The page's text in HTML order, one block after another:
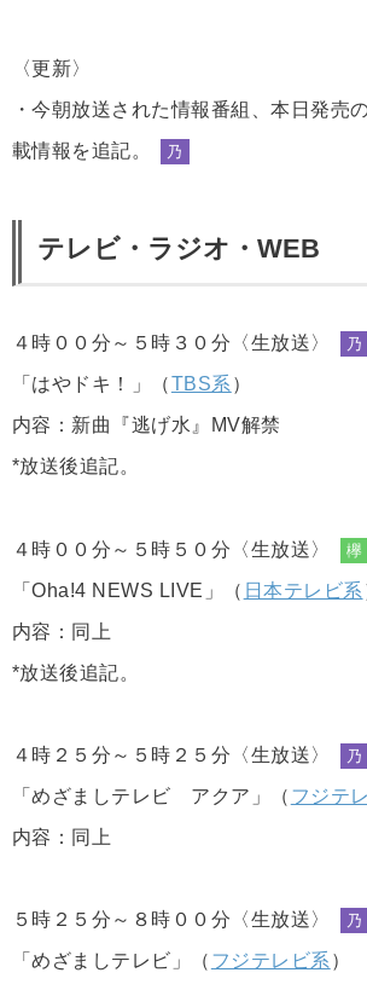
〈更新〉
・今朝放送された情報番組、本日発売
載情報を追記。
乃
テレビ・ラジオ・WEB
４時００分～５時３０分〈生放送〉 乃
「はやドキ！」（TBS系 ）
内容：新曲『逃げ水』MV解禁
*放送後追記。
４時００分～５時５０分〈生放送〉 欅
「Oha!4 NEWS LIVE」（ 日本テレビ系
内容：同上
*放送後追記。
４時２５分～５時２５分〈生放送〉 乃
「めざましテレビ アクア」（ フジテ
内容：同上
５時２５分～８時００分〈生放送〉 乃
「めざましテレビ」（ フジテレビ系 ）